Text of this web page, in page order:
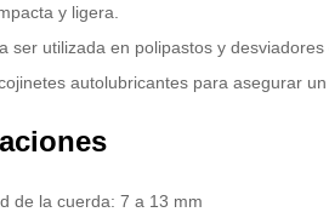
y ligera.
ser utilizada en polipastos y desviadores
autolubricantes para asegurar
de la cuerda: 7 a 13 mm